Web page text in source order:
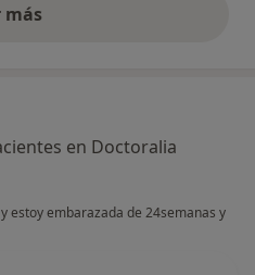
más
opiniones anteriores
en Doctoralia
estoy embarazada de 24semanas y